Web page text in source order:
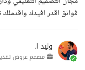
فواثق اقدر افيدك
وليد ا.
مصمم عروض